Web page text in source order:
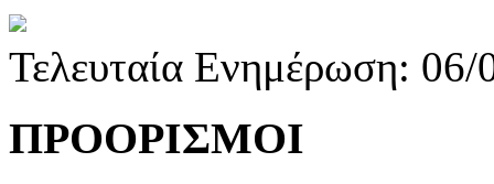
Τελευταία Ενημέρωση:
ΠΡΟΟΡΙΣΜΟΙ